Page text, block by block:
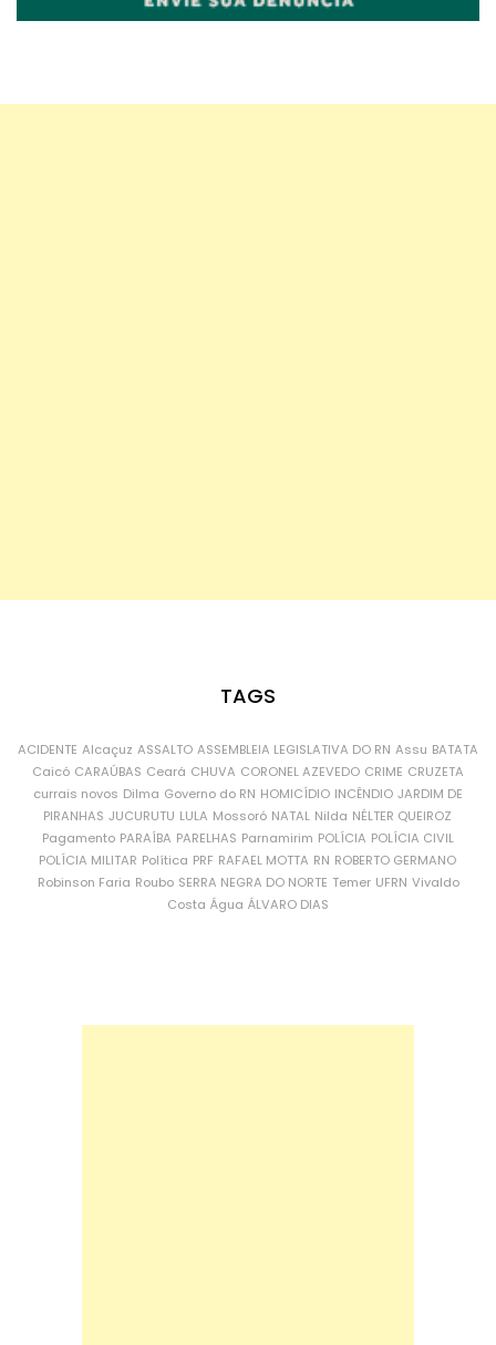
TAGS
ACIDENTE Alcaçuz ASSALTO ASSEMBLEIA LEGISLATIVA DO RN Assu BATATA
Caicó CARAÚBAS Ceará CHUVA CORONEL AZEVEDO CRIME CRUZETA
currais novos Dilma Governo do RN HOMICÍDIO INCÊNDIO JARDIM DE
PIRANHAS JUCURUTU LULA Mossoró NATAL Nilda NÉLTER QUEIROZ
Pagamento PARAÍBA PARELHAS Parnamirim POLÍCIA POLÍCIA CIVIL
POLÍCIA MILITAR Política PRF RAFAEL MOTTA RN ROBERTO GERMANO
Robinson Faria Roubo SERRA NEGRA DO NORTE Temer UFRN Vivaldo
Costa Água ÁLVARO DIAS